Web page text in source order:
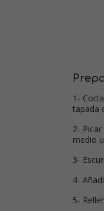
1-
tapada
2-
medio
3-
4-
5-